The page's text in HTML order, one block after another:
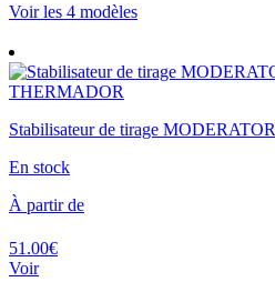
Voir les 4 modèles
THERMADOR
Stabilisateur de tirage MODERATOR
En stock
À partir de
51.00€
Voir